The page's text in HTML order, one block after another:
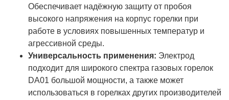
Обеспечивает надёжную защиту от пробоя
высокого напряжения на корпус горелки при
работе в условиях повышенных температур и
агрессивной среды.
Универсальность применения: Электрод
подходит для широкого спектра газовых горелок
DA01 большой мощности, а также может
использоваться в горелках других производителей